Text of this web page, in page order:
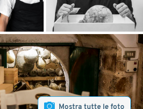
Mostra tutte le foto